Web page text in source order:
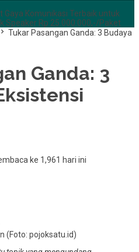
Komunikasi Terbaik untuk
Speaker Rp 25.000.000,-/Paket
Tukar Pasangan Ganda: 3 Budaya
Ganda: 3
ke 1,961 hari ini
(Foto: pojoksatu.id)